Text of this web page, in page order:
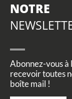
NOTRE
Abonnez-vous
recevoir toutes
boîte mail !